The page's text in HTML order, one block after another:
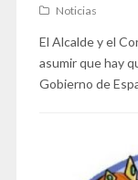
Noticias
El Alcalde y el
asumir que hay
Gobierno de